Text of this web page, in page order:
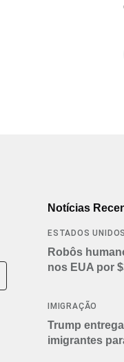
Notícias
ESTADOS UNIDOS
Robôs
nos EUA por
IMIGRAÇÃO
Trump
imigrantes